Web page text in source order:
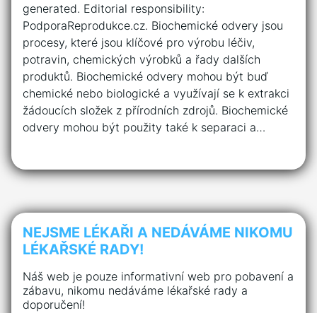
generated. Editorial responsibility:
PodporaReprodukce.cz. Biochemické odvery jsou
procesy, které jsou klíčové pro výrobu léčiv,
potravin, chemických výrobků a řady dalších
produktů. Biochemické odvery mohou být buď
chemické nebo biologické a využívají se k extrakci
žádoucích složek z přírodních zdrojů. Biochemické
odvery mohou být použity také k separaci a…
NEJSME LÉKAŘI A NEDÁVÁME NIKOMU
LÉKAŘSKÉ RADY!
Náš web je pouze informativní web pro pobavení a
zábavu, nikomu nedáváme lékařské rady a
doporučení!